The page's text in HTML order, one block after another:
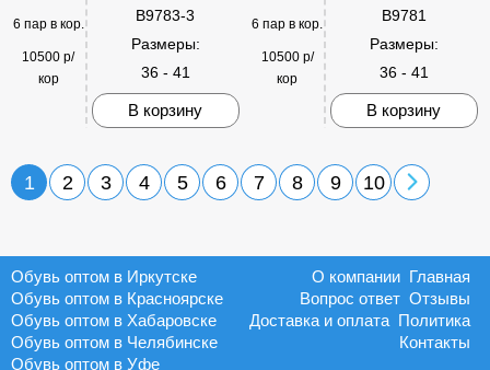
6 пар в кор.
10500 р/
кор
B9783-3
Размеры:
36 - 41
В корзину
6 пар в кор.
10500 р/
кор
B9781
Размеры:
36 - 41
В корзину
1 2 3 4 5 6 7 8 9 10
Обувь оптом в Иркутске
Обувь оптом в Красноярске
Обувь оптом в Хабаровске
Обувь оптом в Челябинске
Обувь оптом в Уфе
Главная
О компании
Отзывы
Вопрос ответ
Политика
Доставка и оплата
Контакты